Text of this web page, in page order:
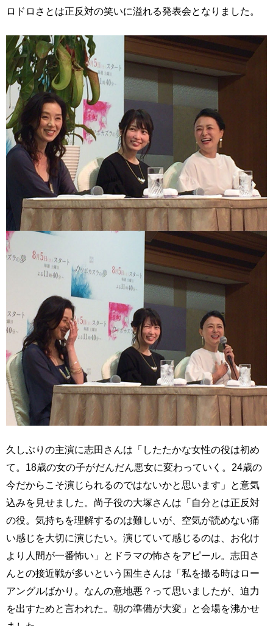
ロドロさとは正反対の笑いに溢れる発表会となりました。
久しぶりの主演に志田さんは「したたかな女性の役は初め
て。18歳の女の子がだんだん悪女に変わっていく。24歳の
今だからこそ演じられるのではないかと思います」と意気
込みを見せました。尚子役の大塚さんは「自分とは正反対
の役。気持ちを理解するのは難しいが、空気が読めない痛
い感じを大切に演じたい。演じていて感じるのは、お化け
より人間が一番怖い」とドラマの怖さをアピール。志田さ
んとの接近戦が多いという国生さんは「私を撮る時はロー
アングルばかり。なんの意地悪？って思いましたが、迫力
を出すためと言われた。朝の準備が大変」と会場を沸かせ